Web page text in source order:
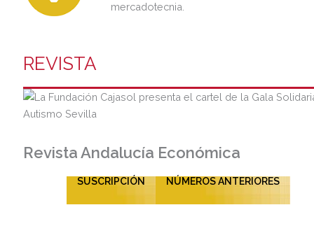
mercadotecnia.
REVISTA
Revista Andalucía Económica
SUSCRIPCIÓN NÚMEROS ANTERIORES